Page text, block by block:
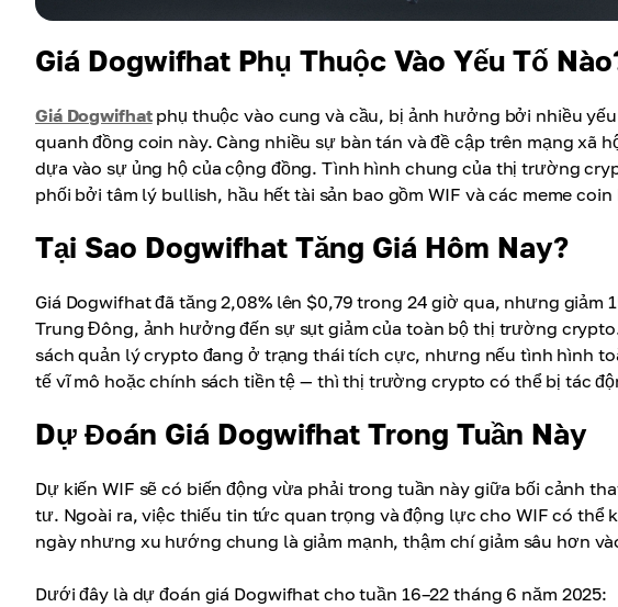
Giá Dogwifhat Phụ Thuộc Vào Yếu Tố
Giá Dogwifhatphụ thuộc vào cung và cầu, bị ảnh hưởng bởi nhiều
quanh đồng coin này. Càng nhiều sự bàn tán và đề cập trên mạng xã
dựa vào sự ủng hộ của cộng đồng. Tình hình chung của thị trường
phối bởi tâm lý bullish, hầu hết tài sản bao gồm WIF và các meme
Tại Sao Dogwifhat Tăng Giá Hôm Nay?
Giá Dogwifhat đã tăng 2,08% lên $0,79 trong 24 giờ qua, nhưng giảm
Trung Đông, ảnh hưởng đến sự sụt giảm của toàn bộ thị trường
sách quản lý crypto đang ở trạng thái tích cực, nhưng nếu tình hình
tế vĩ mô hoặc chính sách tiền tệ — thì thị trường crypto có thể bị tác
Dự Đoán Giá Dogwifhat Trong Tuần Này
Dự kiến WIF sẽ có biến động vừa phải trong tuần này giữa bối cảnh
tư. Ngoài ra, việc thiếu tin tức quan trọng và động lực cho WIF có thể
ngày nhưng xu hướng chung là giảm mạnh, thậm chí giảm sâu hơn
Dưới đây là dự đoán giá Dogwifhat cho tuần 16–22 tháng 6 năm 2025: